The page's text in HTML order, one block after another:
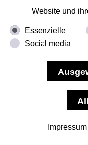
NOBUYUKI
AUGUST 2021,
WALL 86, 20354
Nobuyuki Osaki
installation,
verwendet wurden,
Website und
Essenzielle
Social media
Impressum